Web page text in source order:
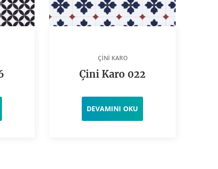
ÇINI KARO
Çini Karo 022
DEVAMINI OKU